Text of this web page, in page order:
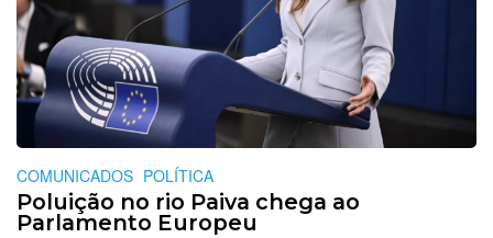
COMUNICADOS POLÍTICA
Poluição no rio Paiva chega ao
Parlamento Europeu